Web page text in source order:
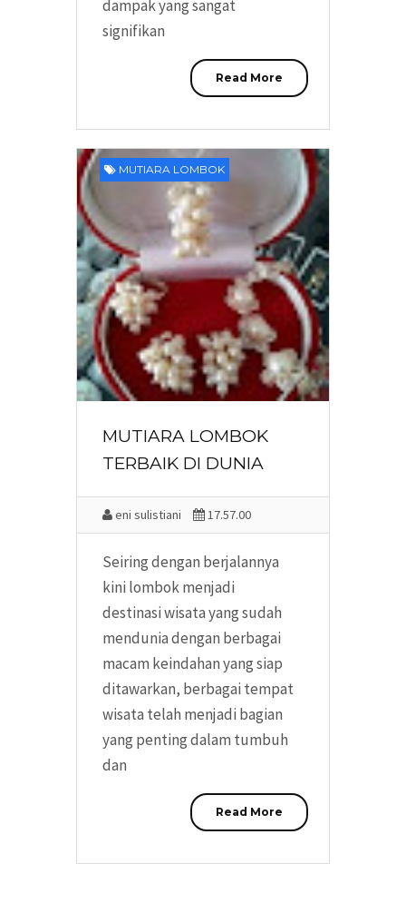
dampak yang sangat
signifikan
Read More
MUTIARA LOMBOK
MUTIARA LOMBOK
TERBAIK DI DUNIA
eni sulistiani 17.57.00
Seiring dengan berjalannya
kini lombok menjadi
destinasi wisata yang sudah
mendunia dengan berbagai
macam keindahan yang siap
ditawarkan, berbagai tempat
wisata telah menjadi bagian
yang penting dalam tumbuh
dan
Read More